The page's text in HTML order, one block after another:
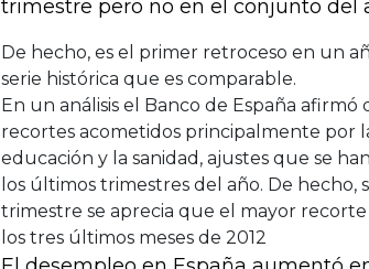
trimestre pero no en el conjunto del
De hecho, es el primer retroceso en un
serie histórica que es comparable.
En un análisis el Banco de España
recortes acometidos principalmente por
educación y la sanidad, ajustes que se
los últimos trimestres del año. De hecho,
trimestre se aprecia que el mayor
los tres últimos meses de 2012